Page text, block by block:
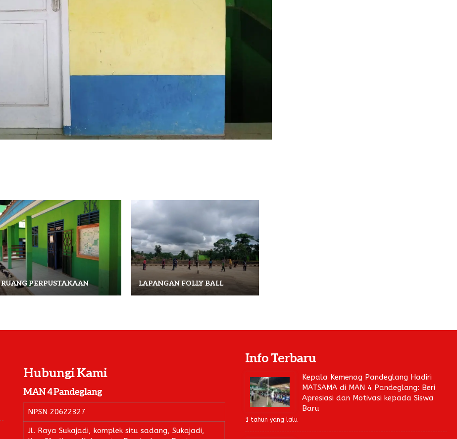
RUANG PERPUSTAKAAN LAPANGAN FOLLY BALL
Hubungi Kami
MAN 4 Pandeglang
NPSN 20622327
Jl. Raya Sukajadi, komplek situ sadang, Sukajadi,
Info Terbaru
Kepala Kemenag Pandeglang Hadiri
MATSAMA di MAN 4 Pandeglang: Beri
Apresiasi dan Motivasi kepada Siswa
Baru
1 tahun yang lalu